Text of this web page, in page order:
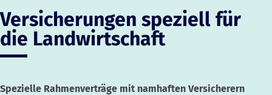
Versicherungen speziell für
die Landwirtschaft
Spezielle Rahmenverträge mit namhaften Versicherern